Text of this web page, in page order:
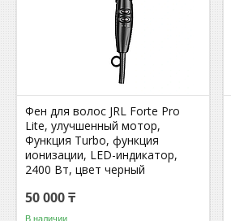
Фен для волос JRL Forte Pro
Lite, улучшенный мотор,
Функция Turbo, функция
ионизации, LED-индикатор,
2400 Вт, цвет черный
50 000 ₸
В наличии